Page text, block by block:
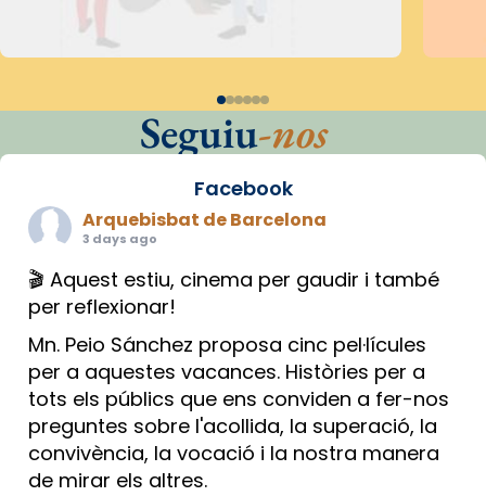
Seguiu-nos
Facebook
Arquebisbat de Barcelona
3 days ago
🎬 Aquest estiu, cinema per gaudir i també
per reflexionar!
Mn. Peio Sánchez proposa cinc pel·lícules
per a aquestes vacances. Històries per a
tots els públics que ens conviden a fer-nos
preguntes sobre l'acollida, la superació, la
convivència, la vocació i la nostra manera
de mirar els altres.